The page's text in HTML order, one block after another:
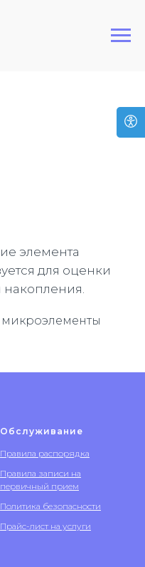
элемента
для оценки
Обслуживание
Правила распорядка
Правила записи на
первичный прием
Политика безопасности
Прайс-лист на услуги